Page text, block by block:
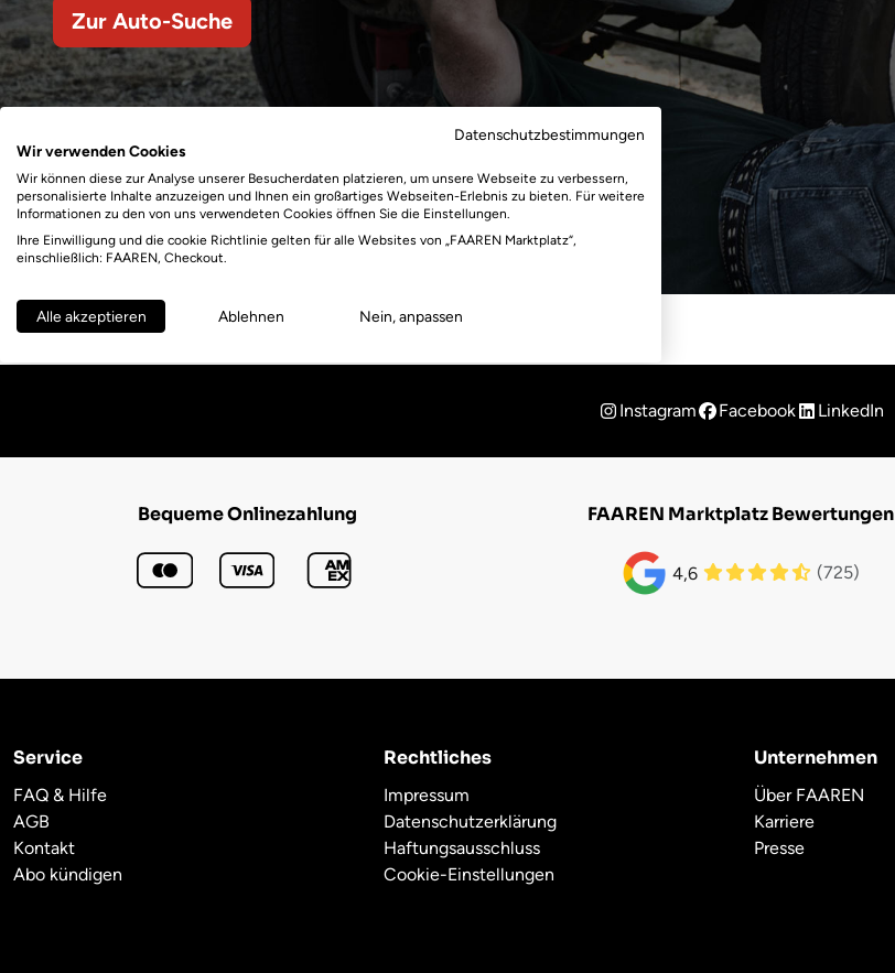
Zur Auto-Suche
Instagram Facebook LinkedIn
Bequeme Onlinezahlung FAAREN Marktplatz Bewertungen
4,6 (725)
Service
FAQ & Hilfe
AGB
Kontakt
Abo kündigen
Rechtliches
Impressum
Datenschutzerklärung
Haftungsausschluss
Cookie-Einstellungen
Unternehmen
Über FAAREN
Karriere
Presse
Datenschutzbestimmungen
Wir verwenden Cookies
Wir können diese zur Analyse unserer Besucherdaten platzieren, um unsere Webseite zu verbessern,
personalisierte Inhalte anzuzeigen und Ihnen ein großartiges Webseiten-Erlebnis zu bieten. Für weitere
Informationen zu den von uns verwendeten Cookies öffnen Sie die Einstellungen.
Ihre Einwilligung und die cookie Richtlinie gelten für alle Websites von „FAAREN Marktplatz“,
einschließlich: FAAREN, Checkout.
Alle akzeptieren Ablehnen Nein, anpassen